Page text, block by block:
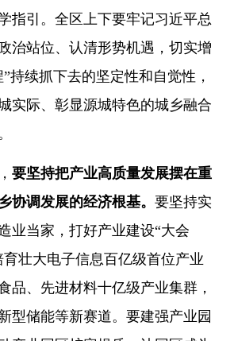
指引。全区上下要牢记习近平总
治站位、认清形势机遇，切实增
持续抓下去的坚定性和自觉性，
实际、彰显源城特色的城乡融合
要坚持把产业高质量发展摆在重
协调发展的经济根基。 要坚持实
业当家，打好产业建设“大会
壮大电子信息百亿级首位产业
品、先进材料十亿级产业集群，
型储能等新赛道。要建强产业园